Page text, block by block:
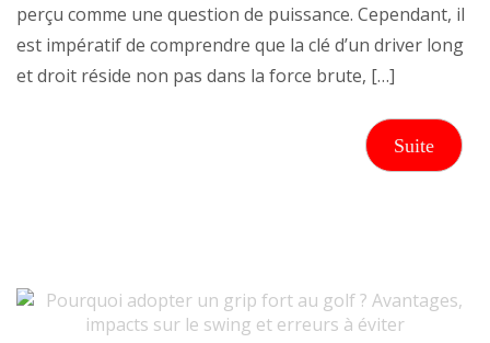
perçu comme une question de puissance. Cependant, il
est impératif de comprendre que la clé d’un driver long
et droit réside non pas dans la force brute, […]
Suite